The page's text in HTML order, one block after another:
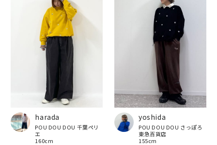
harada
POU DOU DOU 千葉ペリ
エ
160cm
yoshida
POU DOU DOU さっぽろ
東急百貨店
155cm